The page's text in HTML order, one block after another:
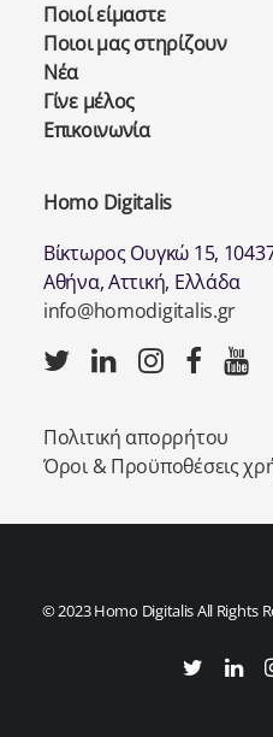
Ποιοί είμαστε
Ποιοι μας στηρίζουν
Νέα
Γίνε μέλος
Επικοινωνία
Homo Digitalis
Βίκτωρος Ουγκώ 15,
Αθήνα, Αττική, Ελλάδα
info@homodigitalis.gr
Πολιτική απορρήτου
Όροι & Προϋποθέσεις
© 2023 Homo Digitalis All Rights